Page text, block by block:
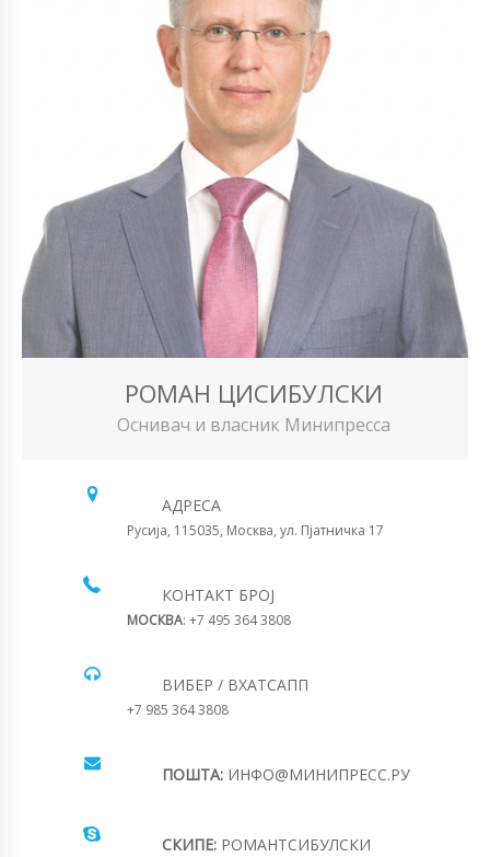
РОМАН ЦИСИБУЛСКИ
Оснивач и власник Минипресса
АДРЕСА
Русија, 115035, Москва, ул. Пјатничка 17
КОНТАКТ БРОЈ
МОСКВА: +7 495 364 3808
ВИБЕР / ВХАТСАПП
+7 985 364 3808
ПОШТА: ИНФО@МИНИПРЕСС.РУ
СКИПЕ: РОМАНТСИБУЛСКИ